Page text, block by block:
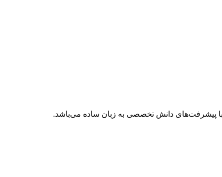
با پیشرفت‌های دانش تخصصی به زبان ساده می‌باشد.